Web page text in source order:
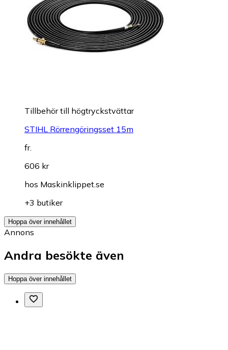
Tillbehör till högtryckstvättar
STIHL Rörrengöringsset 15m
fr.
606 kr
hos Maskinklippet.se
+3 butiker
Hoppa över innehållet
Annons
Andra besökte även
Hoppa över innehållet